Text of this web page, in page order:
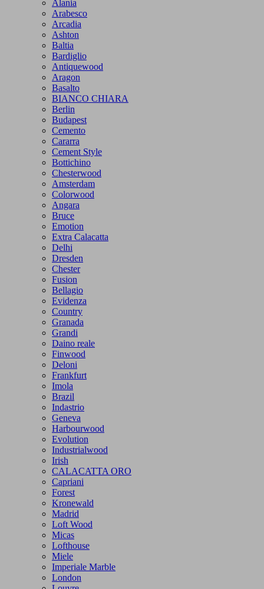
Alania
Arabesco
Arcadia
Ashton
Baltia
Bardiglio
Antiquewood
Aragon
Basalto
BIANCO CHIARA
Berlin
Budapest
Cemento
Cararra
Cement Style
Bottichino
Chesterwood
Amsterdam
Colorwood
Angara
Bruce
Emotion
Extra Calacatta
Delhi
Dresden
Chester
Fusion
Bellagio
Evidenza
Country
Granada
Grandi
Daino reale
Finwood
Deloni
Frankfurt
Imola
Brazil
Indastrio
Geneva
Harbourwood
Evolution
Industrialwood
Irish
CALACATTA ORO
Capriani
Forest
Kronewald
Madrid
Loft Wood
Micas
Lofthouse
Miele
Imperiale Marble
London